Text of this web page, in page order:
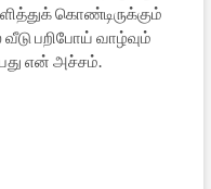
கொண்டிருக்கும்
வீடு பறிபோய் வாழ்வும்
என் அச்சம்.